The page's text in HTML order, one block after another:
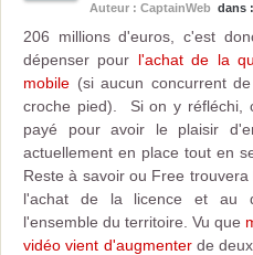
Auteur : CaptainWeb dans :
206 millions d'euros, c'est
dépenser pour l'achat de la
mobile (si aucun concurrent
croche pied). Si on y réfléchi,
payé pour avoir le plaisir
actuellement en place tout en
Reste à savoir ou Free
l'achat de la licence et au
l'ensemble du territoire. Vu que
vidéo vient d'augmenterde